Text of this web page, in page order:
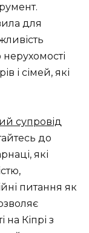
для
і сімей, які
супровід
до
які
питання як
Кіпрі з